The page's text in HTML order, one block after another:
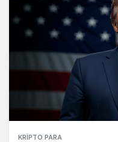
KRIPTO PARA